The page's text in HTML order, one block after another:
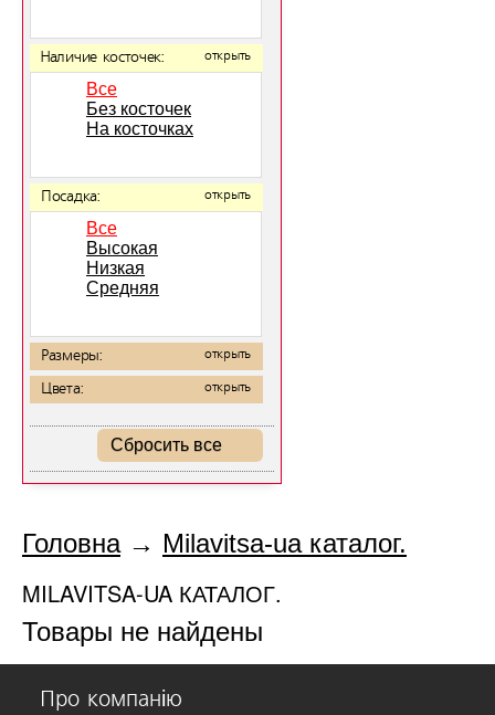
Наличие косточек: открыть
Все
Без косточек
На косточках
Посадка: открыть
Все
Высокая
Низкая
Средняя
Размеры: открыть
Цвета: открыть
Сбросить все
Головна→ Milavitsa-ua каталог.
MILAVITSA-UA КАТАЛОГ.
Товары не найдены
Про компанію